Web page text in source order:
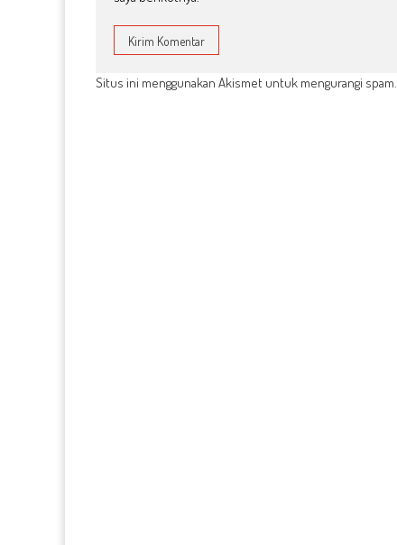
Situs ini menggunakan Akismet untuk mengurangi spam.